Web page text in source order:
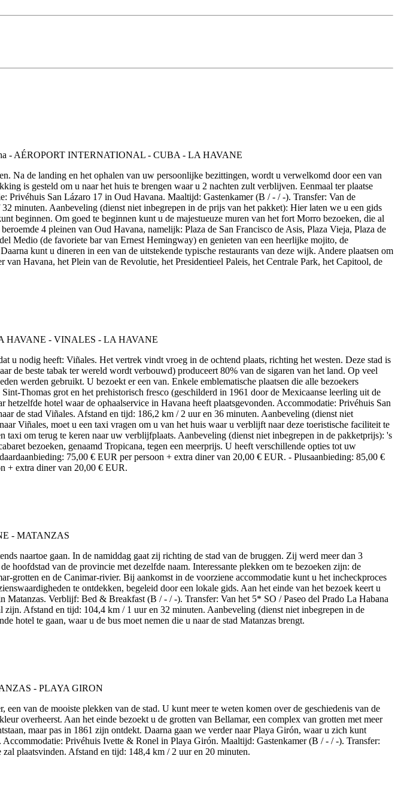
Na de landing en het ophalen van uw persoonlijke bezittingen, wordt u verwelkomd door een van
is gesteld om u naar het huis te brengen waar u 2 nachten zult verblijven. Eenmaal ter plaatse
San Lázaro 17 in Oud Havana. Maaltijd: Gastenkamer (B / - / -). Transfer: Van de
minuten. Aanbeveling (dienst niet inbegrepen in de prijs van het pakket): Hier laten we u een gids
beginnen. Om goed te beginnen kunt u de majestueuze muren van het fort Morro bezoeken, die al
4 pleinen van Oud Havana, namelijk: Plaza de San Francisco de Asis, Plaza Vieja, Plaza de
Medio (de favoriete bar van Ernest Hemingway) en genieten van een heerlijke mojito, de
kunt u dineren in een van de uitstekende typische restaurants van deze wijk. Andere plaatsen om
Havana, het Plein van de Revolutie, het Presidentieel Paleis, het Centrale Park, het Capitool, de
u nodig heeft: Viñales. Het vertrek vindt vroeg in de ochtend plaats, richting het westen. Deze stad is
de beste tabak ter wereld wordt verbouwd) produceert 80% van de sigaren van het land. Op veel
werden gebruikt. U bezoekt er een van. Enkele emblematische plaatsen die alle bezoekers
Thomas grot en het prehistorisch fresco (geschilderd in 1961 door de Mexicaanse leerling uit de
hotel waar de ophaalservice in Havana heeft plaatsgevonden. Accommodatie: Privéhuis San
de stad Viñales. Afstand en tijd: 186,2 km / 2 uur en 36 minuten. Aanbeveling (dienst niet
Viñales, moet u een taxi vragen om u van het huis waar u verblijft naar deze toeristische faciliteit te
om terug te keren naar uw verblijfplaats. Aanbeveling (dienst niet inbegrepen in de pakketprijs): 's
bezoeken, genaamd Tropicana, tegen een meerprijs. U heeft verschillende opties tot uw
75,00 € EUR per persoon + extra diner van 20,00 € EUR. - Plusaanbieding: 85,00 €
+ extra diner van 20,00 € EUR.
naartoe gaan. In de namiddag gaat zij richting de stad van de bruggen. Zij werd meer dan 3
hoofdstad van de provincie met dezelfde naam. Interessante plekken om te bezoeken zijn: de
grotten en de Canimar-rivier. Bij aankomst in de voorziene accommodatie kunt u het incheckproces
te ontdekken, begeleid door een lokale gids. Aan het einde van het bezoek keert u
Verblijf: Bed & Breakfast (B / - / -). Transfer: Van het 5* SO / Paseo del Prado La Habana
Afstand en tijd: 104,4 km / 1 uur en 32 minuten. Aanbeveling (dienst niet inbegrepen in de
hotel te gaan, waar u de bus moet nemen die u naar de stad Matanzas brengt.
van de mooiste plekken van de stad. U kunt meer te weten komen over de geschiedenis van de
overheerst. Aan het einde bezoekt u de grotten van Bellamar, een complex van grotten met meer
maar pas in 1861 zijn ontdekt. Daarna gaan we verder naar Playa Girón, waar u zich kunt
Privéhuis Ivette & Ronel in Playa Girón. Maaltijd: Gastenkamer (B / - / -). Transfer:
plaatsvinden. Afstand en tijd: 148,4 km / 2 uur en 20 minuten.